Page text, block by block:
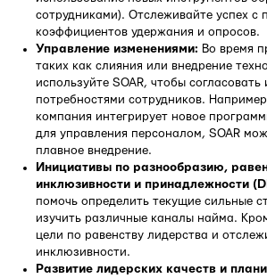
сотрудниками). Отслеживайте успех с
коэффициентов удержания и опросов.
Управление изменениями: Во время
таких как слияния или внедрение
используйте SOAR, чтобы согласовать
потребностями сотрудников.
компания интегрирует новое
для управления персоналом, SOAR
плавное внедрение.
Инициативы по разнообразию,
инклюзивности и принадлежности
помочь определить текущие сильные
изучить различные каналы найма.
цели по равенству лидерства и
инклюзивности.
Развитие лидерских качеств и